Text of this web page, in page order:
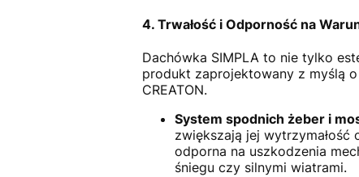
4. Trwałość i Odporność na
Dachówka SIMPLA to nie tylko
produkt zaprojektowany z myślą
CREATON.
System spodnich żeber i
zwiększają jej
odporna na uszkodzenia
śniegu czy silnymi wiatrami.